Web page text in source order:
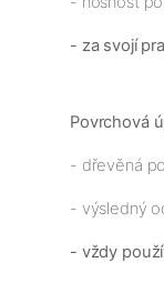
- za svojí
Povrchová
- dřevěná
- výsledný
- vždy